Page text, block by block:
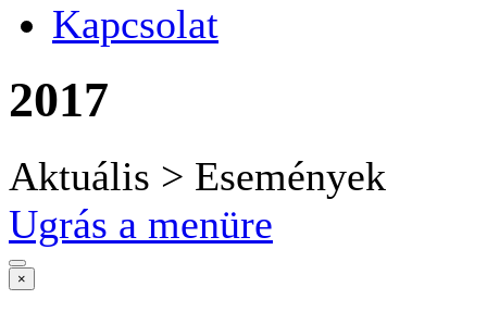
Kapcsolat
2017
Aktuális > Események
Ugrás a menüre
×